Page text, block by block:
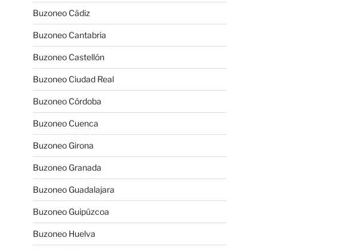
Buzoneo Cádiz
Buzoneo Cantabria
Buzoneo Castellón
Buzoneo Ciudad Real
Buzoneo Córdoba
Buzoneo Cuenca
Buzoneo Girona
Buzoneo Granada
Buzoneo Guadalajara
Buzoneo Guipúzcoa
Buzoneo Huelva